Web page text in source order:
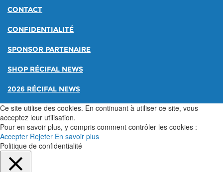
CONTACT
CONFIDENTIALITÉ
SPONSOR PARTENAIRE
SHOP RÉCIFAL NEWS
2026 RÉCIFAL NEWS
Ce site utilise des cookies. En continuant à utiliser ce site, vous
acceptez leur utilisation.
Pour en savoir plus, y compris comment contrôler les cookies :
Accepter Rejeter En savoir plus
Politique de confidentialité